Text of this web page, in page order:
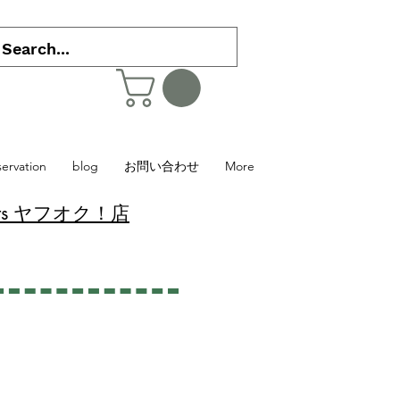
blog お問い合わせ More
ヤフオク！店